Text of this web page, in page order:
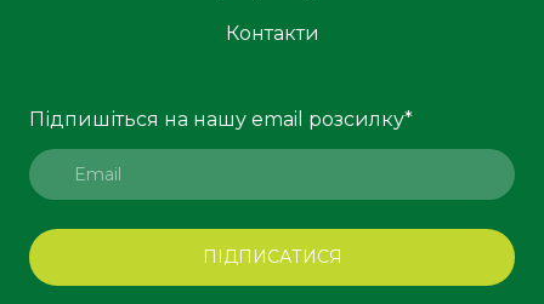
Контакти
Підпишіться на нашу email розсилку*
ПІДПИСАТИСЯ